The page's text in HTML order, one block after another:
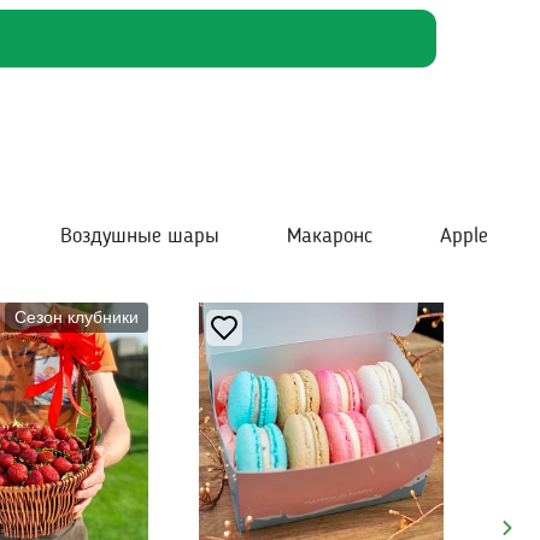
Воздушные шары Макаронс Apple
Сезон клубники
Next